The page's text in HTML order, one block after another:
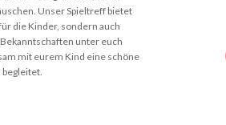
Unser Spieltreff bietet
die Kinder, sondern auch
unter euch
mit eurem Kind eine schöne
begleitet.